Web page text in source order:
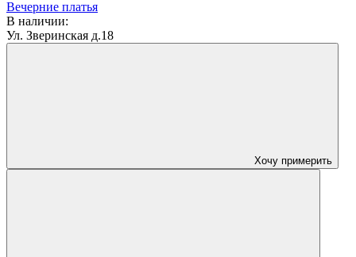
Вечерние платья
В наличии:
Ул. Зверинская д.18
Хочу примерить